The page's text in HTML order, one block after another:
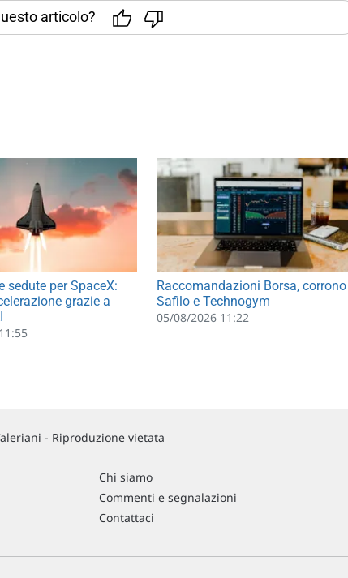
articolo?
sedute per SpaceX:
grazie a
Raccomandazioni Borsa, corrono
Safilo e Technogym
05/08/2026 11:22
- Riproduzione vietata
Chi siamo
Commenti e segnalazioni
Contattaci